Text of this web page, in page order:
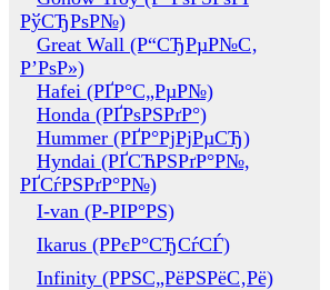
РўСЂРѕР№)
Great Wall (Р“СЂРµР№С‚
Р’РѕР»)
Hafei (РҐР°С„РµР№)
Honda (РҐРѕРЅРґР°)
Hummer (РҐР°РјРјРµСЂ)
Hyndai (РҐСЋРЅРґР°Р№,
РҐСѓРЅРґР°Р№)
I-van (Р-РІР°РЅ)
Ikarus (РРєР°СЂСѓСЃ)
Infinity (РРЅС„РёРЅРёС‚Рё)